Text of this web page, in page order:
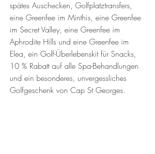
spätes Auschecken, Golfplatztransfers,
eine Greenfee im Minthis, eine Greenfee
im Secret Valley, eine Greenfee im
Aphrodite Hills und eine Greenfee im
Elea, ein Golf-Überlebenskit für Snacks,
10 % Rabatt auf alle Spa-Behandlungen
und ein besonderes, unvergessliches
Golfgeschenk von Cap St Georges.